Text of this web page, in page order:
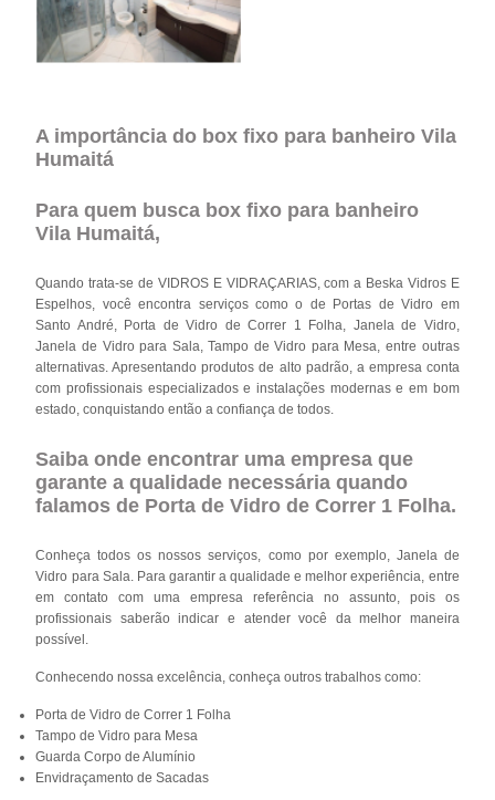
A importância do box fixo para banheiro Vila
Humaitá
Para quem busca box fixo para banheiro
Vila Humaitá,
Quando trata-se de VIDROS E VIDRAÇARIAS, com a Beska Vidros E
Espelhos, você encontra serviços como o de Portas de Vidro em
Santo André, Porta de Vidro de Correr 1 Folha, Janela de Vidro,
Janela de Vidro para Sala, Tampo de Vidro para Mesa, entre outras
alternativas. Apresentando produtos de alto padrão, a empresa conta
com profissionais especializados e instalações modernas e em bom
estado, conquistando então a confiança de todos.
Saiba onde encontrar uma empresa que
garante a qualidade necessária quando
falamos de Porta de Vidro de Correr 1 Folha.
Conheça todos os nossos serviços, como por exemplo, Janela de
Vidro para Sala. Para garantir a qualidade e melhor experiência, entre
em contato com uma empresa referência no assunto, pois os
profissionais saberão indicar e atender você da melhor maneira
possível.
Conhecendo nossa excelência, conheça outros trabalhos como:
Porta de Vidro de Correr 1 Folha
Tampo de Vidro para Mesa
Guarda Corpo de Alumínio
Envidraçamento de Sacadas